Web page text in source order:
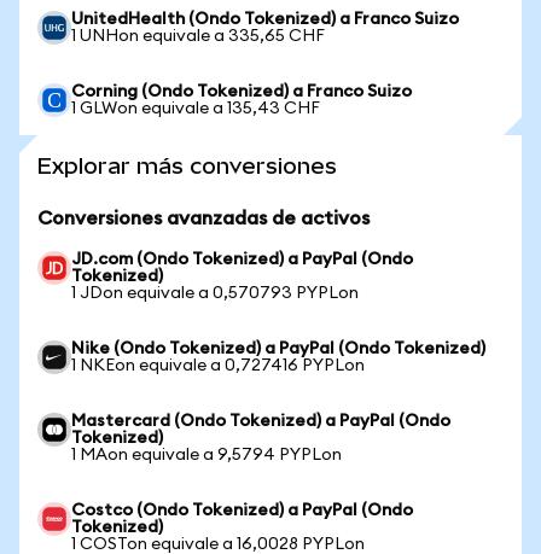
UnitedHealth (Ondo Tokenized) a Franco Suizo
1 UNHon equivale a 335,65 CHF
Corning (Ondo Tokenized) a Franco Suizo
1 GLWon equivale a 135,43 CHF
Explorar más conversiones
Conversiones avanzadas de activos
JD.com (Ondo Tokenized) a PayPal (Ondo
Tokenized)
1 JDon equivale a 0,570793 PYPLon
Nike (Ondo Tokenized) a PayPal (Ondo Tokenized)
1 NKEon equivale a 0,727416 PYPLon
Mastercard (Ondo Tokenized) a PayPal (Ondo
Tokenized)
1 MAon equivale a 9,5794 PYPLon
Costco (Ondo Tokenized) a PayPal (Ondo
Tokenized)
1 COSTon equivale a 16,0028 PYPLon